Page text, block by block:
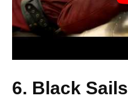
6. Black Sails